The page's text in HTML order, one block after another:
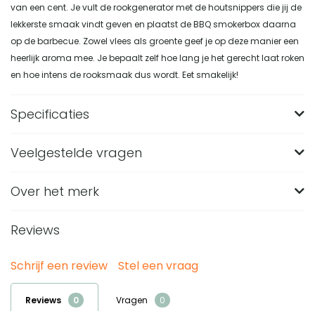
van een cent. Je vult de rookgenerator met de houtsnippers die jij de
lekkerste smaak vindt geven en plaatst de BBQ smokerbox daarna
op de barbecue. Zowel vlees als groente geef je op deze manier een
heerlijk aroma mee. Je bepaalt zelf hoe lang je het gerecht laat roken
en hoe intens de rooksmaak dus wordt. Eet smakelijk!
Specificaties
Merk
Hoogte (in CM)
Materiaal RVS
Gewicht (in KG)
Veelgestelde vragen
Welke afmetingen heeft de Krumble Smokerbox
De Krumble Smokerbox heeft een afmeting van 5,5 x 5,5 x
smal en lang uitgevoerd voor gebruik op de barbecue.
gemaakt?
Deze BBQ smokerbox is gemaakt van RVS en heeft een
zilverkleurige afwerking. Het materiaal en de kleur sluiten
Voor welke soorten barbecues is de Krumble
Smokerbox geschikt?
Over het merk
Reviews
Schrijf een review Stel een vraag
Reviews Vragen